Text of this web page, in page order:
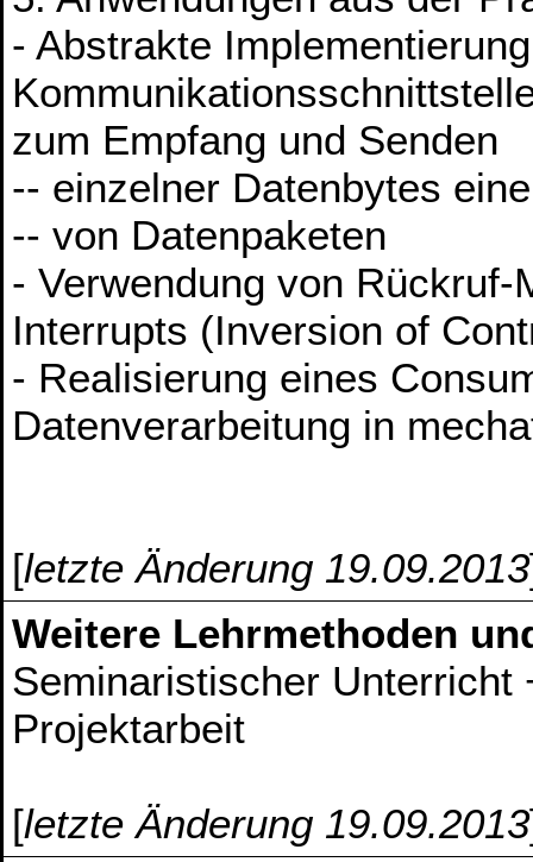
- Abstrakte
zum Empfang und Senden
-- einzelner Datenbytes
-- von Datenpaketen
- Verwendung von
Interrupts (Inversion of
- Realisierung eines
Datenverarbeitung in
[letzte Änderung 19.09.2013
Weitere Lehrmethoden
Seminaristischer Unterricht
Projektarbeit
[letzte Änderung 19.09.2013